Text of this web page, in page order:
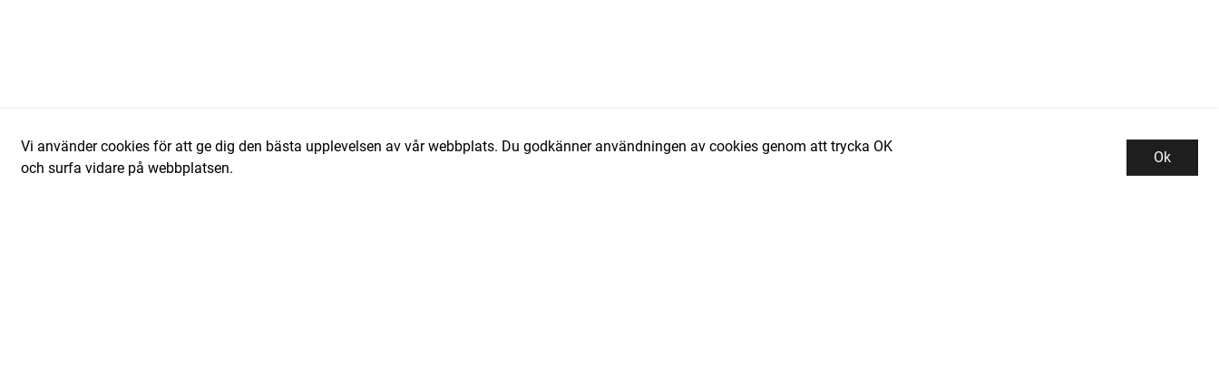
Vi använder cookies för att ge dig den bästa upplevelsen av vår webbplats. Du godkänner användningen av cookies genom att trycka OK
och surfa vidare på webbplatsen.
Ok